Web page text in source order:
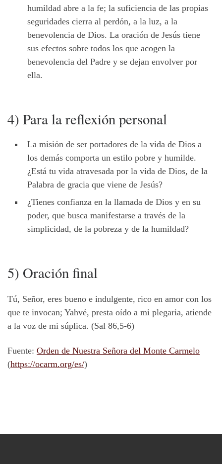
humildad abre a la fe; la suficiencia de las propias
seguridades cierra al perdón, a la luz, a la
benevolencia de Dios. La oración de Jesús tiene
sus efectos sobre todos los que acogen la
benevolencia del Padre y se dejan envolver por
ella.
4) Para la reflexión personal
La misión de ser portadores de la vida de Dios a
los demás comporta un estilo pobre y humilde.
¿Está tu vida atravesada por la vida de Dios, de la
Palabra de gracia que viene de Jesús?
¿Tienes confianza en la llamada de Dios y en su
poder, que busca manifestarse a través de la
simplicidad, de la pobreza y de la humildad?
5) Oración final
Tú, Señor, eres bueno e indulgente, rico en amor con los
que te invocan; Yahvé, presta oído a mi plegaria, atiende
a la voz de mi súplica. (Sal 86,5-6)
Fuente: Orden de Nuestra Señora del Monte Carmelo
(https://ocarm.org/es/)